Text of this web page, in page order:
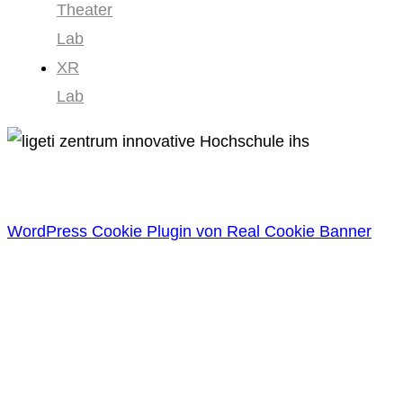
Theater
Lab
XR
Lab
WordPress Cookie Plugin von Real Cookie Banner